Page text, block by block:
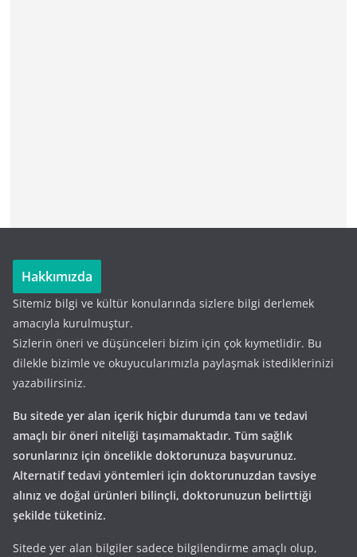
Hakkımızda
Sitemiz bilgi ve kültür konularında sizlere bilgi derlemek
amacıyla kurulmuştur.
Sizlerin öneri ve düşünceleri bizim için çok kıymetlidir. Bu
dilekle bizimle ve okuyucularımızla paylaşmak istediklerinizi
yazabilirsiniz.
Bu sitede yer alan içerik hiçbir durumda tanı ve tedavi
amaçlı bir öneri niteliği taşımamaktadır. Tüm sağlık
sorunlarınız için öncelikle doktorunuza başvurunuz.
Alternatif tedavi yöntemleri için doktorunuzdan tavsiye
alınız ve doğal ürünleri bilinçli, doktorunuzun belirttiği
şekilde tüketiniz.
Sitede yer alan bilgiler sadece bilgilendirme amaçlı olup,